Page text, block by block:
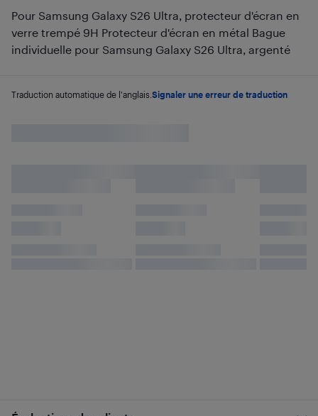
Pour Samsung Galaxy S26 Ultra, protecteur d'écran en
verre trempé 9H Protecteur d'écran en métal Bague
individuelle pour Samsung Galaxy S26 Ultra, argenté
Traduction automatique de l'anglais. Signaler une erreur de traduction